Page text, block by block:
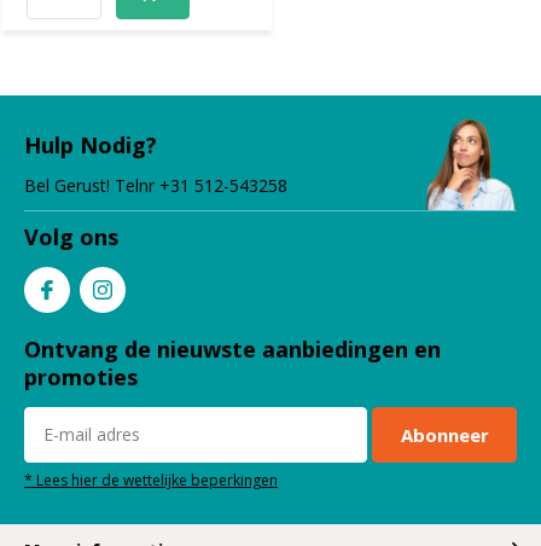
Hulp Nodig?
Bel Gerust! Telnr +31 512-543258
Volg ons
Ontvang de nieuwste aanbiedingen en
promoties
Abonneer
* Lees hier de wettelijke beperkingen